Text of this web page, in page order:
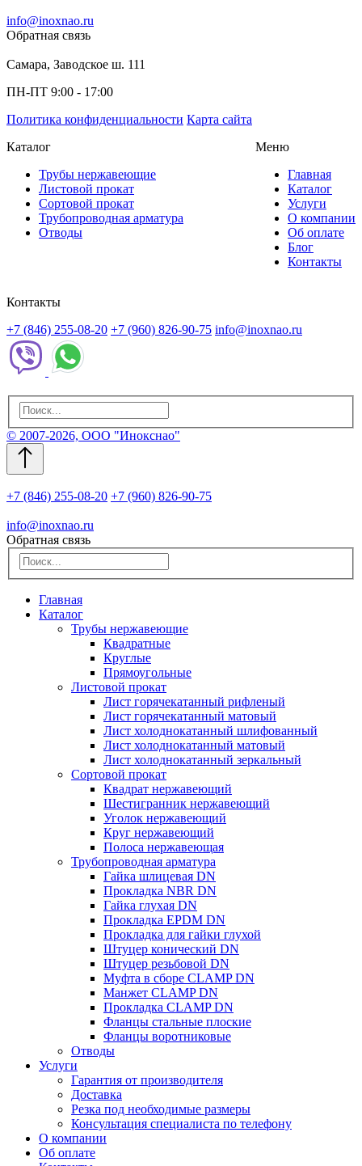
info@inoxnao.ru
Обратная связь
Самара, Заводское ш. 111
ПН-ПТ 9:00 - 17:00
Политика конфиденциальности Карта сайта
Каталог
Трубы нержавеющие
Листовой прокат
Сортовой прокат
Трубопроводная арматура
Отводы
Меню
Главная
Каталог
Услуги
О компании
Об оплате
Блог
Контакты
Контакты
+7 (846) 255-08-20 +7 (960) 826-90-75 info@inoxnao.ru
© 2007-2026, ООО "Инокснао"
+7 (846) 255-08-20 +7 (960) 826-90-75
info@inoxnao.ru
Обратная связь
Главная
Каталог
Трубы нержавеющие
Квадратные
Круглые
Прямоугольные
Листовой прокат
Лист горячекатанный рифленый
Лист горячекатанный матовый
Лист холоднокатанный шлифованный
Лист холоднокатанный матовый
Лист холоднокатанный зеркальный
Сортовой прокат
Квадрат нержавеющий
Шестигранник нержавеющий
Уголок нержавеющий
Круг нержавеющий
Полоса нержавеющая
Трубопроводная арматура
Гайка шлицевая DN
Прокладка NBR DN
Гайка глухая DN
Прокладка EPDM DN
Прокладка для гайки глухой
Штуцер конический DN
Штуцер резьбовой DN
Муфта в сборе CLAMP DN
Манжет CLAMP DN
Прокладка CLAMP DN
Фланцы стальные плоские
Фланцы воротниковые
Отводы
Услуги
Гарантия от производителя
Доставка
Резка под необходимые размеры
Консультация специалиста по телефону
О компании
Об оплате